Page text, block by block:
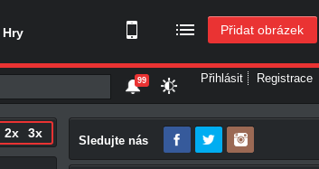
Hry Přidat obrázek
Přihlásit Registrace
99
2x 3x
Sledujte nás